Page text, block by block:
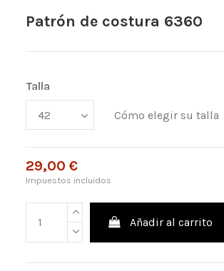
Patrón de costura 6360
Talla
Cómo elegir su talla
29,00 €
Impuestos incluidos
Añadir al carrito